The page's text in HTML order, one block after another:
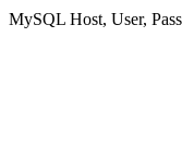
MySQL Host, User,